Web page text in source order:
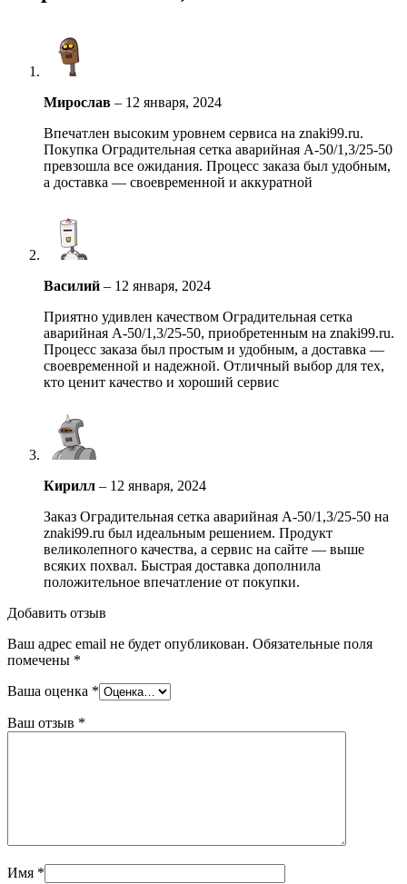
Мирослав – 12 января, 2024
Впечатлен высоким уровнем сервиса на znaki99.ru.
Покупка Оградительная сетка аварийная А-50/1,3/25-50
превзошла все ожидания. Процесс заказа был удобным,
а доставка — своевременной и аккуратной
Василий – 12 января, 2024
Приятно удивлен качеством Оградительная сетка
аварийная А-50/1,3/25-50, приобретенным на znaki99.ru.
Процесс заказа был простым и удобным, а доставка —
своевременной и надежной. Отличный выбор для тех,
кто ценит качество и хороший сервис
Кирилл – 12 января, 2024
Заказ Оградительная сетка аварийная А-50/1,3/25-50 на
znaki99.ru был идеальным решением. Продукт
великолепного качества, а сервис на сайте — выше
всяких похвал. Быстрая доставка дополнила
положительное впечатление от покупки.
Добавить отзыв
Ваш адрес email не будет опубликован. Обязательные поля
помечены *
Ваша оценка *
Ваш отзыв *
Имя *